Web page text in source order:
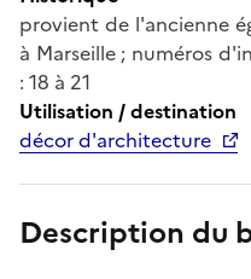
provient de l'ancienne
à Marseille ; numéros
: 18 à 21
Utilisation / destination
décor d'architecture
Description du